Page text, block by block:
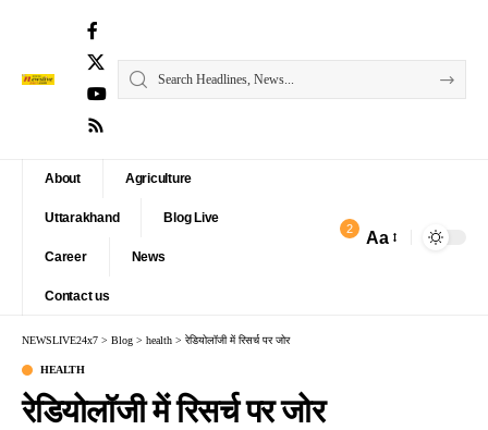
About Agriculture
Uttarakhand Blog Live
Career News
Contact us
2 Aa
NEWSLIVE24x7 > Blog > health > रेडियोलॉजी में रिसर्च पर जोर
HEALTH
रेडियोलॉजी में रिसर्च पर जोर